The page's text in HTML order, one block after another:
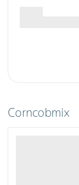
Corncobmix